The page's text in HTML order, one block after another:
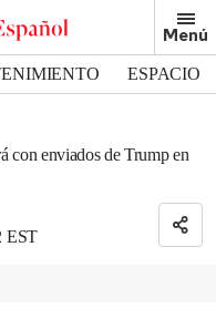
Menú
ESPACIO
con enviados de Trump en
EST